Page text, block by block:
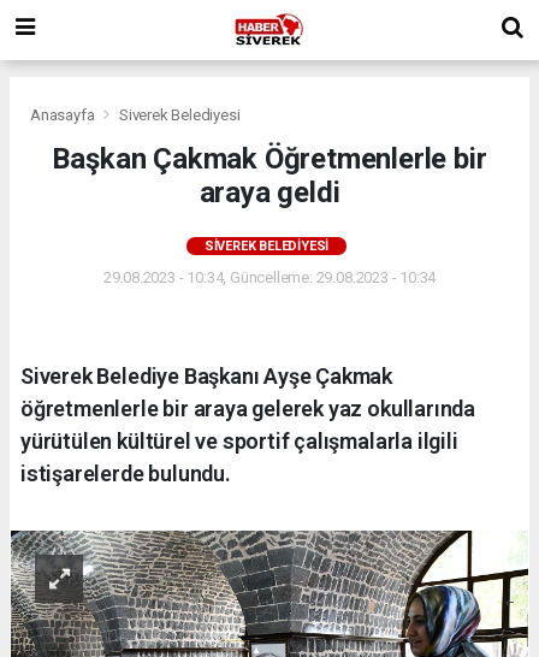
Anasayfa Siverek Belediyesi
Başkan Çakmak Öğretmenlerle bir
araya geldi
SIVEREK BELEDIYESI
29.08.2023 - 10:34, Güncelleme: 29.08.2023 - 10:34
Siverek Belediye Başkanı Ayşe Çakmak
öğretmenlerle bir araya gelerek yaz okullarında
yürütülen kültürel ve sportif çalışmalarla ilgili
istişarelerde bulundu.